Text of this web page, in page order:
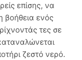
επίσης, να
βοήθεια ενός
τες σε
ζεστό νερό.